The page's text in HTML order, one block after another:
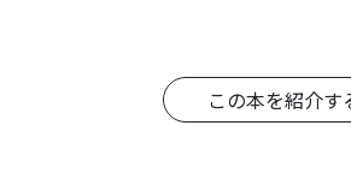
この本を紹介す